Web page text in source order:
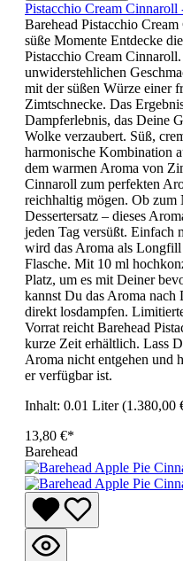
Pistacchio Cream
Barehead Pistacchio
süße Momente Entdecke
Pistacchio Cream
unwiderstehlichen
mit der süßen Würze einer
Zimtschnecke. Das
Dampferlebnis, das Deine
Wolke verzaubert. Süß,
harmonische Kombination
dem warmen Aroma von
Cinnaroll zum perfekten
reichhaltig mögen. Ob zum
Dessertersatz – dieses
jeden Tag versüßt. Einfach
wird das Aroma als
Flasche. Mit 10 ml
Platz, um es mit Deiner
kannst Du das Aroma nach
direkt losdampfen.
Vorrat reicht Barehead
kurze Zeit erhältlich. Lass
Aroma nicht entgehen und
er verfügbar ist.
Inhalt: 0.01 Liter(1.380,00
13,80 €*
Barehead